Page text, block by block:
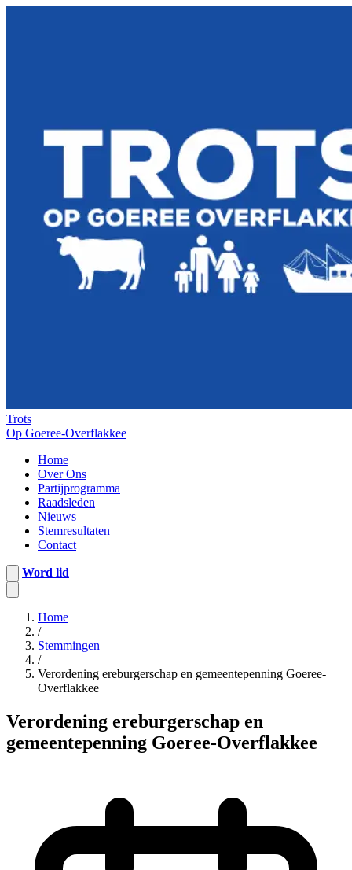
Trots
Op Goeree-Overflakkee
Home
Over Ons
Partijprogramma
Raadsleden
Nieuws
Stemresultaten
Contact
Word lid
Home
/
Stemmingen
/
Verordening ereburgerschap en gemeentepenning Goeree-
Overflakkee
Verordening ereburgerschap en
gemeentepenning Goeree-Overflakkee